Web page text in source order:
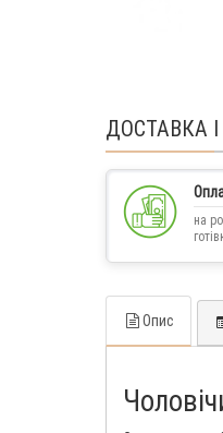
ДОСТАВКА
на
Опис